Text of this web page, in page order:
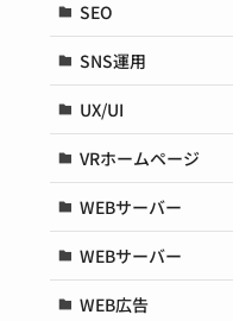
SEO
SNS運用
UX/UI
VRホームページ
WEBサーバー
WEBサーバー
WEB広告